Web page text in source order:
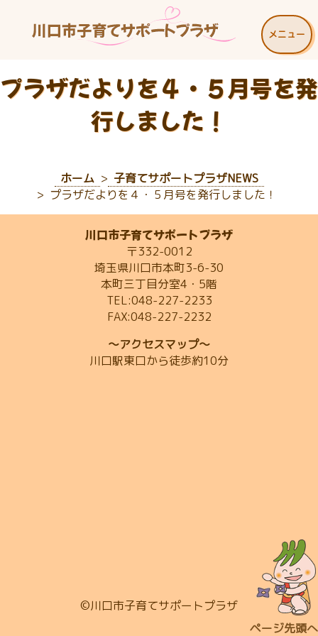
プラザだよりを４・５月号を発
行しました！
ホーム
子育てサポートプラザNEWS
プラザだよりを４・５月号を発行しました！
メニュー
川口市子育てサポートプラザ
〒332-0012
埼玉県川口市本町3-6-30
本町三丁目分室4・5階
TEL:048-227-2233
FAX:048-227-2232
～アクセスマップ～
川口駅東口から徒歩約10分
©川口市子育てサポートプラザ
ページ先頭へ